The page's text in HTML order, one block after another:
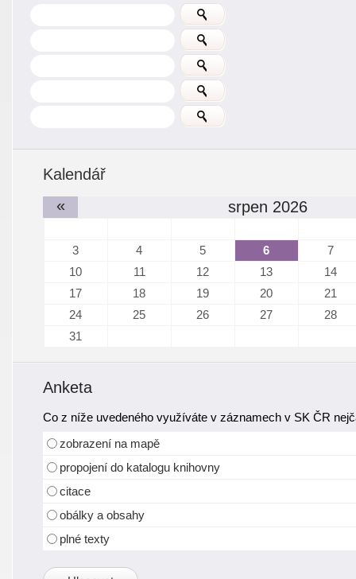
Kalendář
«
srpen 2026
3 4 5 6
7
10
11 12 13
14
17
18 19 20
21
24
25 26 27
28
31
Anketa
Co z níže uvedeného využíváte v záznamech v SK ČR
zobrazení na mapě
propojení do katalogu knihovny
citace
obálky a obsahy
plné texty